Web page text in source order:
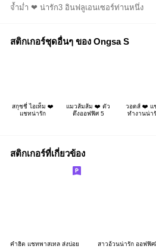
จ้ำม่ำ ❤ น่ารัก3 อินฟลูเอนเซอร์ท่านหนึ่ง
สติกเกอร์ชุดอื่นๆ ของ Ongsa S
สกุชชี่ ไอเท็ม ❤️
แชทน่ารัก
แมวส้มส้ม ❤️ ตัว
ตึงออฟฟิศ 5
วอดส์ ❤️ แ
ทำงานน่า
สติกเกอร์ที่เกี่ยวข้อง
คำฮิต แชทพาสเทล ส่งบ่อย